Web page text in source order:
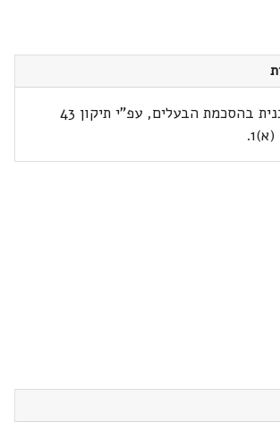
חלוקת שטח התכנית בהסכמת הבעלים, עפ"י תיקון 43